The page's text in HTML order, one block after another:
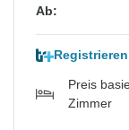
Ab:
Registrieren
Preis
Zimmer